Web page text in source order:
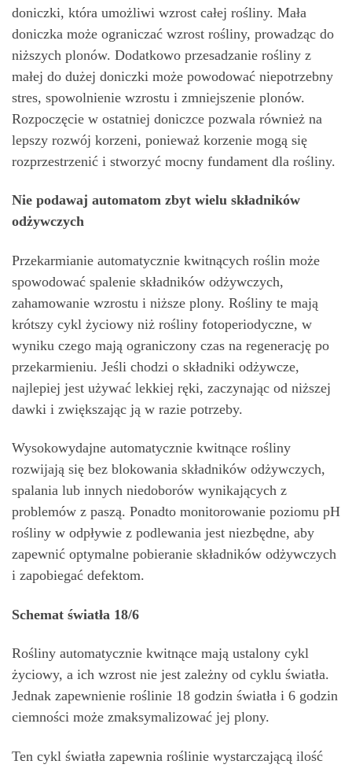
doniczki, która umożliwi wzrost całej rośliny. Mała
doniczka może ograniczać wzrost rośliny, prowadząc do
niższych plonów. Dodatkowo przesadzanie rośliny z
małej do dużej doniczki może powodować niepotrzebny
stres, spowolnienie wzrostu i zmniejszenie plonów.
Rozpoczęcie w ostatniej doniczce pozwala również na
lepszy rozwój korzeni, ponieważ korzenie mogą się
rozprzestrzenić i stworzyć mocny fundament dla rośliny.
Nie podawaj automatom zbyt wielu składników
odżywczych
Przekarmianie automatycznie kwitnących roślin może
spowodować spalenie składników odżywczych,
zahamowanie wzrostu i niższe plony. Rośliny te mają
krótszy cykl życiowy niż rośliny fotoperiodyczne, w
wyniku czego mają ograniczony czas na regenerację po
przekarmieniu. Jeśli chodzi o składniki odżywcze,
najlepiej jest używać lekkiej ręki, zaczynając od niższej
dawki i zwiększając ją w razie potrzeby.
Wysokowydajne automatycznie kwitnące rośliny
rozwijają się bez blokowania składników odżywczych,
spalania lub innych niedoborów wynikających z
problemów z paszą. Ponadto monitorowanie poziomu pH
rośliny w odpływie z podlewania jest niezbędne, aby
zapewnić optymalne pobieranie składników odżywczych
i zapobiegać defektom.
Schemat światła 18/6
Rośliny automatycznie kwitnące mają ustalony cykl
życiowy, a ich wzrost nie jest zależny od cyklu światła.
Jednak zapewnienie roślinie 18 godzin światła i 6 godzin
ciemności może zmaksymalizować jej plony.
Ten cykl światła zapewnia roślinie wystarczającą ilość